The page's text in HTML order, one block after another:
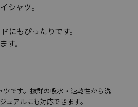
シャツ。
にもぴったりです。
す。
です。抜群の吸水・速乾性から洗
アルにも対応できます。